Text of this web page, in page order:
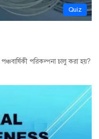
Quiz
পরিকল্পনা চালু করা হয়?